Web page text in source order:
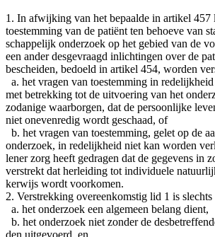
1. In afwij­king van het bepaal­de in arti­kel 457
toe­stem­ming van de pati­ënt ten behoe­ve van
schap­pe­lijk onder­zoek op het gebied van de
een ander des­ge­vraagd inlich­tin­gen over de
beschei­den, bedoeld in arti­kel 454, wor­den
a. het vra­gen van toe­stem­ming in
met betrek­king tot de uit­voe­ring van het
zoda­ni­ge waar­bor­gen, dat de per­soon­lij­ke
niet one­ven­re­dig wordt geschaad, of
b. het vra­gen van toe­stem­ming, gelet op de
onder­zoek, in rede­lijk­heid niet kan wor­den
le­ner zorg heeft gedra­gen dat de gege­vens in
ver­strekt dat her­lei­ding tot indi­vi­du­e­le
ker­wijs wordt voorkomen.
2. Ver­strek­king over­een­kom­stig lid 1 is
a. het onder­zoek een alge­meen belang dient,
b. het onder­zoek niet zon­der de